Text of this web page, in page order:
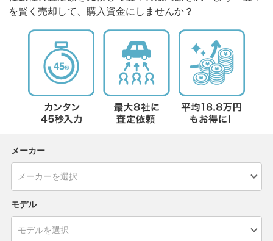
を賢く売却して、購入資金にしませんか？
メーカー
モデル